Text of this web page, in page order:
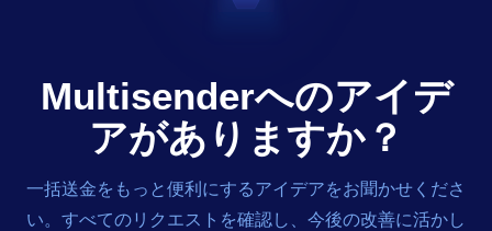
Multisenderへのアイデ
アがありますか？
一括送金をもっと便利にするアイデアをお聞かせくださ
い。すべてのリクエストを確認し、今後の改善に活かし